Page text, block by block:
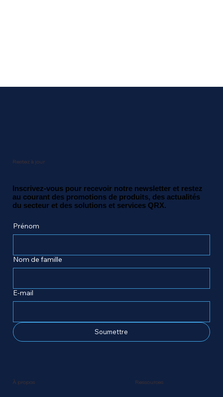
Restez à jour
Inscrivez-vous pour recevoir notre newsletter et restez
au courant des promotions de produits, des actualités
du secteur et des solutions et services QRX.
Prénom
Nom de famille
E-mail
Soumettre
À propos Ressources